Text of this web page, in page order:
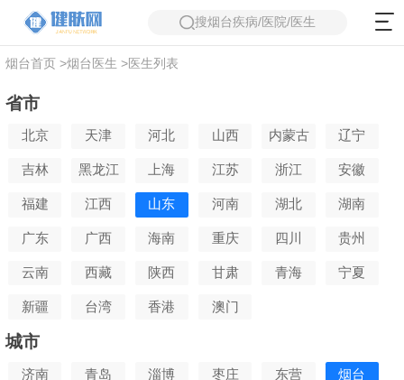
搜烟台疾病/医院/医生
烟台首页>烟台医生 >医生列表
省市
北京 天津 河北 山西 内蒙古 辽宁
吉林 黑龙江 上海 江苏 浙江 安徽
福建 江西 山东 河南 湖北 湖南
广东 广西 海南 重庆 四川 贵州
云南 西藏 陕西 甘肃 青海 宁夏
新疆 台湾 香港 澳门
城市
济南 青岛 淄博 枣庄 东营 烟台